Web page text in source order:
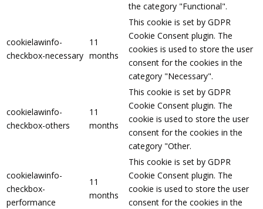
the category "Functional".
cookielawinfo-
checkbox-necessary
11
months
This cookie is set by GDPR
Cookie Consent plugin. The
cookies is used to store the user
consent for the cookies in the
category "Necessary".
cookielawinfo-
checkbox-others
11
months
This cookie is set by GDPR
Cookie Consent plugin. The
cookie is used to store the user
consent for the cookies in the
category "Other.
cookielawinfo-
checkbox-
performance
11
months
This cookie is set by GDPR
Cookie Consent plugin. The
cookie is used to store the user
consent for the cookies in the